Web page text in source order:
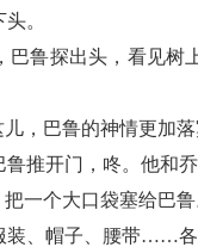
。
鲁探出头，看见树
，巴鲁的神情更加落
推开门，咚。他和乔
一个大口袋塞给巴鲁
装、帽子、腰带……各